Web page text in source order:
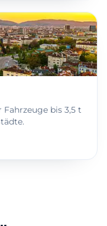
bis 3,5 t